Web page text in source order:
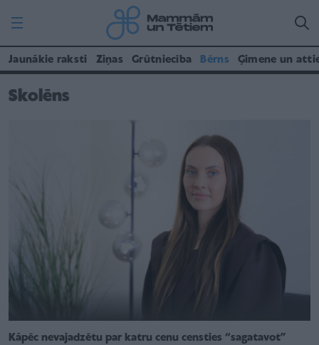
Jaunākie raksti Ziņas Grūtniecība Bērns Ģimene un
Skolēns
Kāpēc nevajadzētu par katru cenu censties “sagatavot”